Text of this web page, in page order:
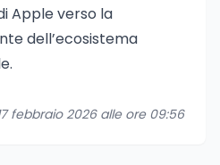
Apple verso la
dell’ecosistema
febbraio 2026 alle ore 09:56